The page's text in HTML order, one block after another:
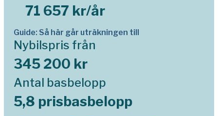
71 657 kr/år
Guide: Så här går uträkningen till
Nybilspris från
345 200 kr
Antal basbelopp
5,8 prisbasbelopp